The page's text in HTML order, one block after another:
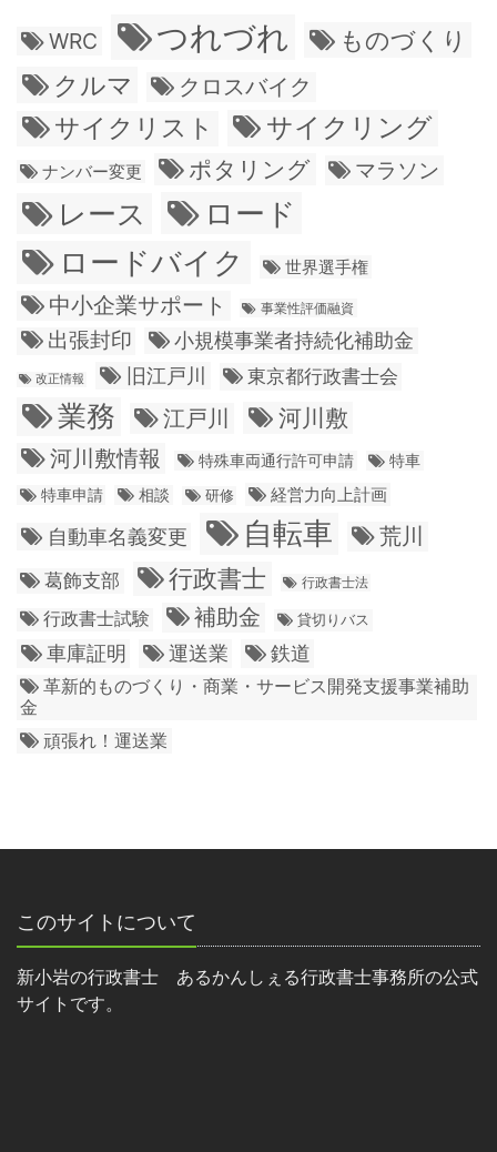
WRC つれづれ ものづくり
クルマ クロスバイク
サイクリスト サイクリング
ナンバー変更 ポタリング マラソン
レース
ロード
ロードバイク
世界選手権
中小企業サポート 事業性評価融資
出張封印 小規模事業者持続化補助金
改正情報 旧江戸川 東京都行政書士会
業務 江戸川
河川敷
河川敷情報
特殊車両通行許可申請
特車
特車申請
相談 研修 経営力向上計画
自動車名義変更 自転車 荒川
葛飾支部 行政書士 行政書士法
行政書士試験 補助金 貸切りバス
車庫証明 運送業 鉄道
革新的ものづくり・商業・サービス開発支援事業補助
金
頑張れ！運送業
このサイトについて
新小岩の行政書士 あるかんしぇる行政書士事務所の公式
サイトです。